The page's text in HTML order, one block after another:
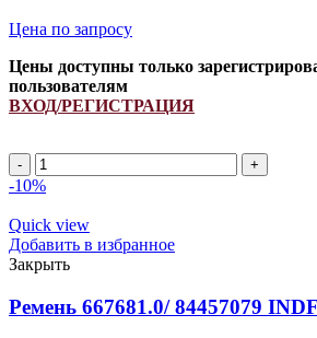
Цена по запросу
Цены доступны только
пользователям
ВХОД/РЕГИСТРАЦИЯ
Ремень
629769.1/
344311117
INDFORCE
quantity
-10%
Quick view
Добавить в избранное
Закрыть
Ремень 667681.0/ 84457079